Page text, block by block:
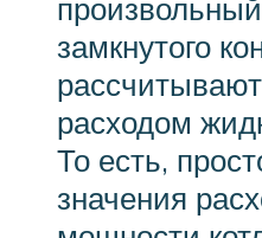
замкнутого
расходом
То есть,
значения